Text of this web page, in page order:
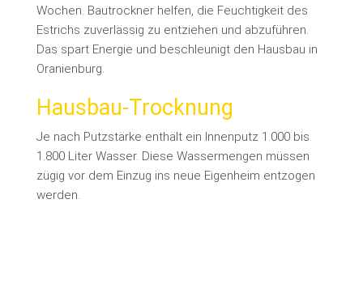
Wochen. Bautrockner helfen, die Feuchtigkeit des
Estrichs zuverlässig zu entziehen und abzuführen.
Das spart Energie und beschleunigt den Hausbau in
Oranienburg.
Hausbau-Trocknung
Je nach Putzstärke enthält ein Innenputz 1.000 bis
1.800 Liter Wasser. Diese Wassermengen müssen
zügig vor dem Einzug ins neue Eigenheim entzogen
werden.